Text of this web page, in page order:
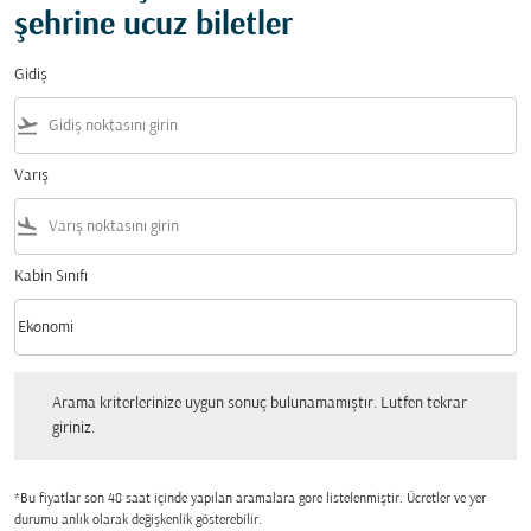
şehrine ucuz biletler
Gidiş
flight_takeoff
Varış
flight_land
Kabin Sınıfı
Kabin Sınıfı option Ekonomi Selected
Ekonomi
keyboard_arrow_down
Arama kriterlerinize uygun sonuç bulunamamıştır. Lutfen tekrar
giriniz.
*Bu fiyatlar son 48 saat içinde yapılan aramalara gore listelenmiştir. Ücretler ve yer
durumu anlık olarak değişkenlik gösterebilir.